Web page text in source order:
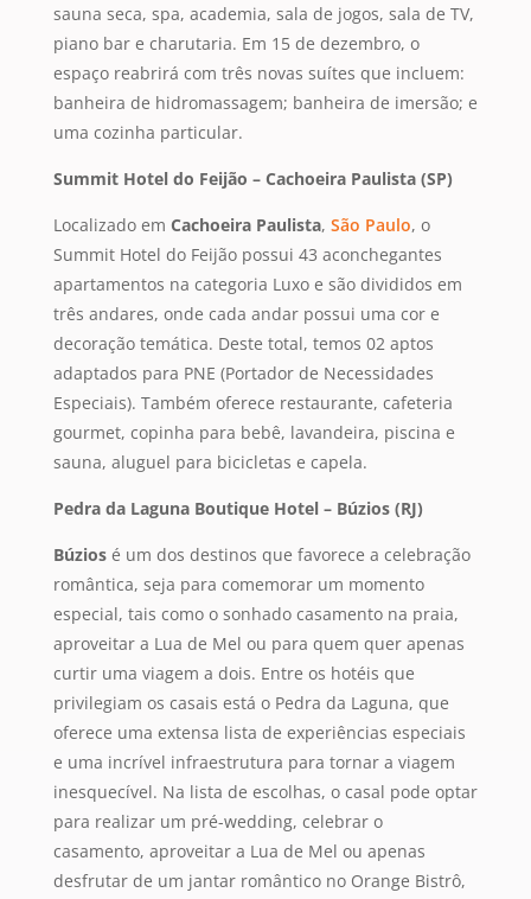
sauna seca, spa, academia, sala de jogos, sala de TV,
piano bar e charutaria. Em 15 de dezembro, o
espaço reabrirá com três novas suítes que incluem:
banheira de hidromassagem; banheira de imersão; e
uma cozinha particular.
Summit Hotel do Feijão – Cachoeira Paulista (SP)
Localizado em Cachoeira Paulista, São Paulo, o
Summit Hotel do Feijão possui 43 aconchegantes
apartamentos na categoria Luxo e são divididos em
três andares, onde cada andar possui uma cor e
decoração temática. Deste total, temos 02 aptos
adaptados para PNE (Portador de Necessidades
Especiais). Também oferece restaurante, cafeteria
gourmet, copinha para bebê, lavandeira, piscina e
sauna, aluguel para bicicletas e capela.
Pedra da Laguna Boutique Hotel – Búzios (RJ)
Búziosé um dos destinos que favorece a celebração
romântica, seja para comemorar um momento
especial, tais como o sonhado casamento na praia,
aproveitar a Lua de Mel ou para quem quer apenas
curtir uma viagem a dois. Entre os hotéis que
privilegiam os casais está o Pedra da Laguna, que
oferece uma extensa lista de experiências especiais
e uma incrível infraestrutura para tornar a viagem
inesquecível. Na lista de escolhas, o casal pode optar
para realizar um pré-wedding, celebrar o
casamento, aproveitar a Lua de Mel ou apenas
desfrutar de um jantar romântico no Orange Bistrô,